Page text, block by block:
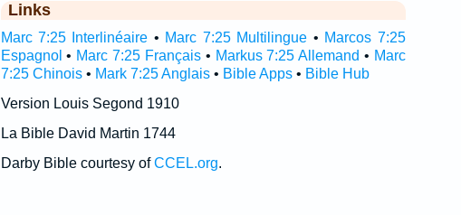
Links
Marc 7:25 Interlinéaire • Marc 7:25 Multilingue • Marcos 7:25
Espagnol • Marc 7:25 Français• Markus 7:25 Allemand • Marc
7:25 Chinois• Mark 7:25 Anglais• Bible Apps• Bible Hub
Version Louis Segond 1910
La Bible David Martin 1744
Darby Bible courtesy ofCCEL.org.